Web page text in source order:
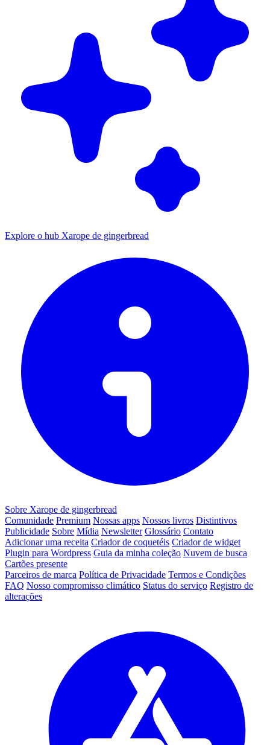
Explore o hub Xarope de gingerbread
Sobre Xarope de gingerbread
Comunidade Premium Nossas apps Nossos livros Distintivos
Publicidade Sobre Mídia Newsletter Glossário Contato
Adicionar uma receita Criador de coquetéis Criador de widget
Plugin para Wordpress Guia da minha coleção Nuvem de busca
Cartões presente
Parceiros de marca Política de Privacidade Termos e Condições
FAQ Nosso compromisso climático Status do serviço Registro de
alterações